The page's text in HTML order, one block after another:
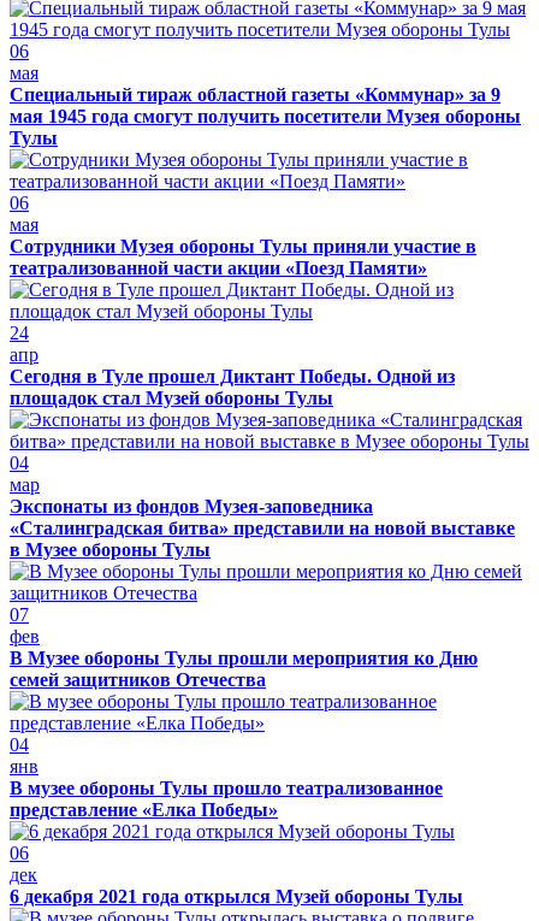
06
мая
Специальный тираж областной газеты «Коммунар» за 9
мая 1945 года смогут получить посетители Музея обороны
Тулы
06
мая
Сотрудники Музея обороны Тулы приняли участие в
театрализованной части акции «Поезд Памяти»
24
апр
Сегодня в Туле прошел Диктант Победы. Одной из
площадок стал Музей обороны Тулы
04
мар
Экспонаты из фондов Музея-заповедника
«Сталинградская битва» представили на новой выставке
в Музее обороны Тулы
07
фев
В Музее обороны Тулы прошли мероприятия ко Дню
семей защитников Отечества
04
янв
В музее обороны Тулы прошло театрализованное
представление «Елка Победы»
06
дек
6 декабря 2021 года открылся Музей обороны Тулы